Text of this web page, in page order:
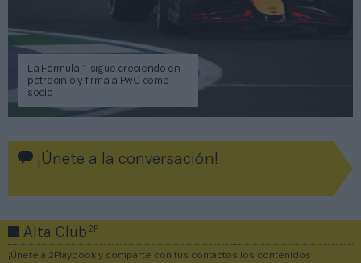
La Fórmula 1 sigue creciendo en
patrocinio y firma a PwC como
socio
¡Únete a la conversación!
Alta Club2P
¡Únete a 2Playbook y comparte con tus contactos los contenidos